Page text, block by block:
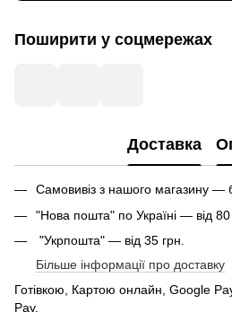
Поширити у соцмережах
Доставка
Самовивіз з нашого магазину —
"Нова пошта" по Україні — від 80
"Укрпошта" — від 35 грн.
Більше інформації про доставку
Готівкою, Картою онлайн, Google
Pay.